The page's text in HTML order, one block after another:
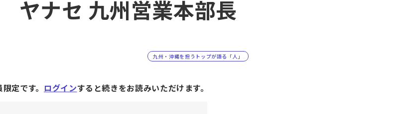
セ 九州営業本部長
九州・沖縄を担うトップが語る「人」
定です。 ログインすると続きをお読みいただけます。